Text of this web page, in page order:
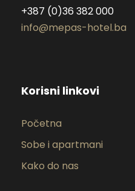
+387 (0)36 382 000
info@mepas-hotel.ba
Korisni linkovi
Početna
Sobe i apartmani
Kako do nas